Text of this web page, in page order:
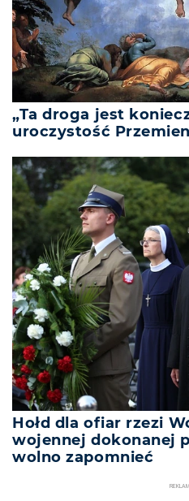
„Ta droga jest
uroczystość
Hołd dla ofiar rzezi
wojennej dokonanej
wolno zapomnieć